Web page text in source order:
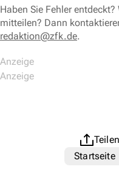
Haben Sie Fehler
mitteilen? Dann
redaktion@zfk.de.
Teilen
Startseite